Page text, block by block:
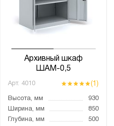
Архивный шкаф
ШАМ-0,5
Арт. 4010 (1)
Высота, мм
930
Ширина, мм
850
Глубина, мм
500